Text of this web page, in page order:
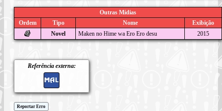
Outras Mídias
Ordem
Tipo Nome
Exibição
Novel
Maken no Hime wa Ero Ero desu 2015
Referência externa:
Reportar Erro